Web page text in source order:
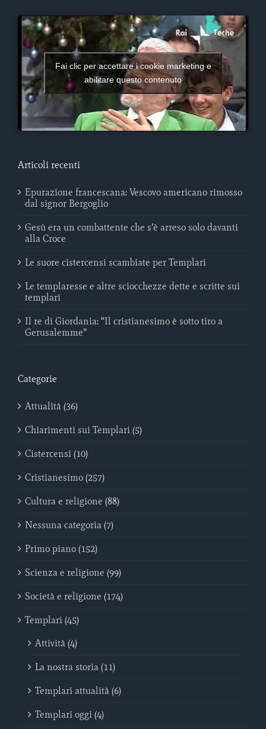
Fai clic per accettare i cookie marketing e
abilitare questo contenuto
Articoli recenti
Epurazione francescana: Vescovo americano rimosso
dal signor Bergoglio
Gesù era un combattente che s’è arreso solo davanti
alla Croce
Le suore cistercensi scambiate per Templari
Le templaresse e altre sciocchezze dette e scritte sui
templari
Il re di Giordania: “Il cristianesimo è sotto tiro a
Gerusalemme”
Categorie
Attualità (36)
Chiarimenti sui Templari (5)
Cistercensi (10)
Cristianesimo (257)
Cultura e religione (88)
Nessuna categoria (7)
Primo piano (152)
Scienza e religione (99)
Società e religione (174)
Templari (45)
Attività (4)
La nostra storia (11)
Templari attualità (6)
Templari oggi (4)